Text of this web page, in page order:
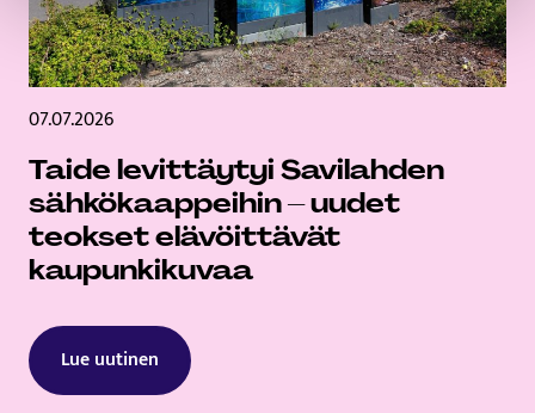
07.07.2026
Taide levittäytyi Savilahden
sähkökaappeihin – uudet
teokset elävöittävät
kaupunkikuvaa
Lue uutinen